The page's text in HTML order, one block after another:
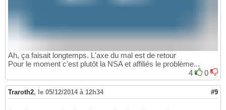
Ah, ça faisait longtemps. L'axe du mal est de retour
Pour le moment c'est plutôt la NSA et affiliés le problème...
4
0
Traroth2, le 05/12/2014 à 12h34 #9